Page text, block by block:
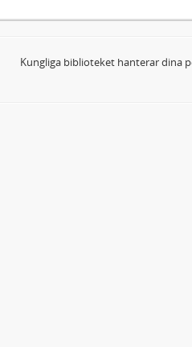
Kungliga biblioteket hanterar dina